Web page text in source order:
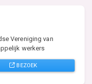
Vereniging van
werkers
BEZOEK